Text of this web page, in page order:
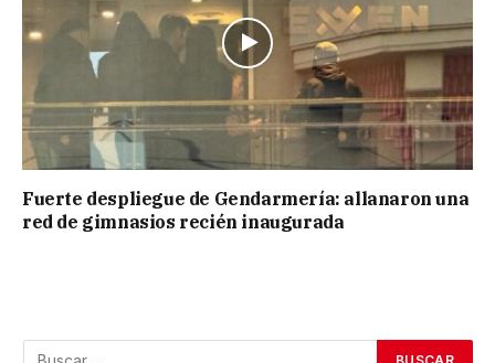
Fuerte despliegue de Gendarmería: allanaron una
red de gimnasios recién inaugurada